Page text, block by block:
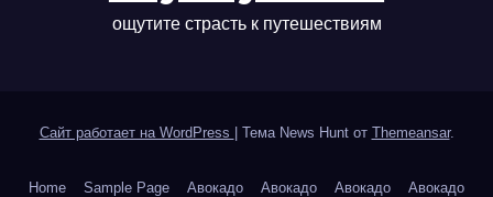
ощутите страсть к путешествиям
Сайт работает на WordPress Тема News Hunt от Themeansar.
Home Sample Page Авокадо Авокадо Авокадо Авокадо